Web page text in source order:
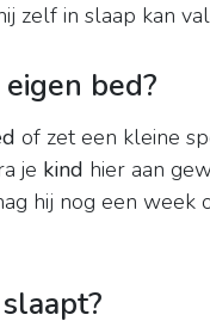
zelf in slaap kan
bed?
of zet een kleine
je kind hier aan
hij nog een week